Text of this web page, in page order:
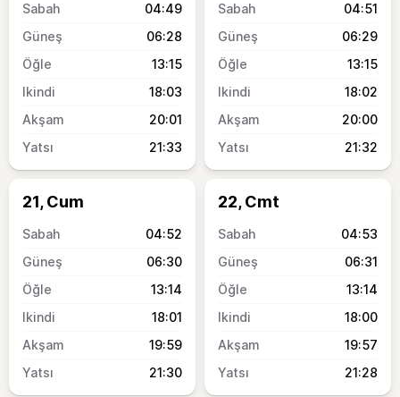
04:49
06:28
13:15
18:03
20:01
21:33
04:51
06:29
13:15
18:02
20:00
21:32
21, Cum
04:52
06:30
13:14
18:01
19:59
21:30
22, Cmt
04:53
06:31
13:14
18:00
19:57
21:28